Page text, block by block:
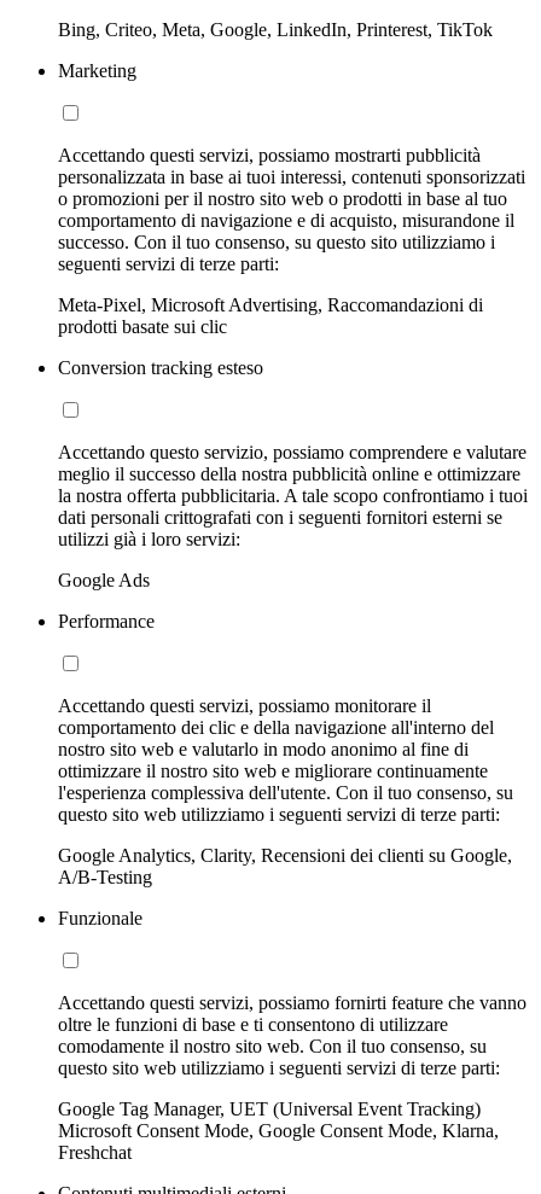
Bing, Criteo, Meta, Google, LinkedIn, Printerest, TikTok
Marketing
Accettando questi servizi, possiamo mostrarti pubblicità
personalizzata in base ai tuoi interessi, contenuti sponsorizzati
o promozioni per il nostro sito web o prodotti in base al tuo
comportamento di navigazione e di acquisto, misurandone il
successo. Con il tuo consenso, su questo sito utilizziamo i
seguenti servizi di terze parti:
Meta-Pixel, Microsoft Advertising, Raccomandazioni di
prodotti basate sui clic
Conversion tracking esteso
Accettando questo servizio, possiamo comprendere e valutare
meglio il successo della nostra pubblicità online e ottimizzare
la nostra offerta pubblicitaria. A tale scopo confrontiamo i tuoi
dati personali crittografati con i seguenti fornitori esterni se
utilizzi già i loro servizi:
Google Ads
Performance
Accettando questi servizi, possiamo monitorare il
comportamento dei clic e della navigazione all'interno del
nostro sito web e valutarlo in modo anonimo al fine di
ottimizzare il nostro sito web e migliorare continuamente
l'esperienza complessiva dell'utente. Con il tuo consenso, su
questo sito web utilizziamo i seguenti servizi di terze parti:
Google Analytics, Clarity, Recensioni dei clienti su Google,
A/B-Testing
Funzionale
Accettando questi servizi, possiamo fornirti feature che vanno
oltre le funzioni di base e ti consentono di utilizzare
comodamente il nostro sito web. Con il tuo consenso, su
questo sito web utilizziamo i seguenti servizi di terze parti:
Google Tag Manager, UET (Universal Event Tracking)
Microsoft Consent Mode, Google Consent Mode, Klarna,
Freshchat